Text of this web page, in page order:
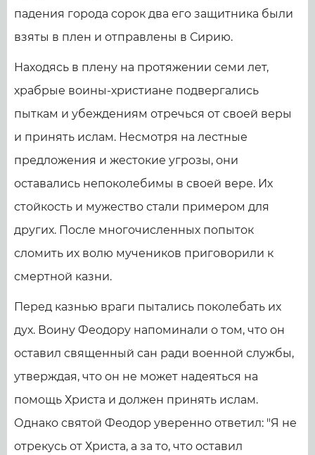
падения города сорок два его защитника были
взяты в плен и отправлены в Сирию.
Находясь в плену на протяжении семи лет,
храбрые воины-христиане подвергались
пыткам и убеждениям отречься от своей веры
и принять ислам. Несмотря на лестные
предложения и жестокие угрозы, они
оставались непоколебимы в своей вере. Их
стойкость и мужество стали примером для
других. После многочисленных попыток
сломить их волю мучеников приговорили к
смертной казни.
Перед казнью враги пытались поколебать их
дух. Воину Феодору напоминали о том, что он
оставил священный сан ради военной службы,
утверждая, что он не может надеяться на
помощь Христа и должен принять ислам.
Однако святой Феодор уверенно ответил: "Я не
отрекусь от Христа, а за то, что оставил